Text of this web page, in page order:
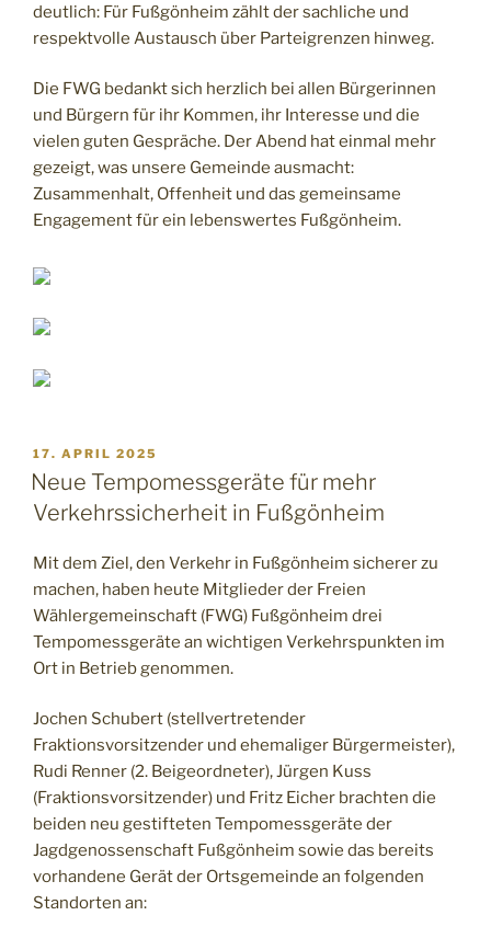
deutlich: Für Fußgönheim zählt der sachliche und
respektvolle Austausch über Parteigrenzen hinweg.
Die FWG bedankt sich herzlich bei allen Bürgerinnen
und Bürgern für ihr Kommen, ihr Interesse und die
vielen guten Gespräche. Der Abend hat einmal mehr
gezeigt, was unsere Gemeinde ausmacht:
Zusammenhalt, Offenheit und das gemeinsame
Engagement für ein lebenswertes Fußgönheim.
17. APRIL 2025
Neue Tempomessgeräte für mehr
Verkehrssicherheit in Fußgönheim
Mit dem Ziel, den Verkehr in Fußgönheim sicherer zu
machen, haben heute Mitglieder der Freien
Wählergemeinschaft (FWG) Fußgönheim drei
Tempomessgeräte an wichtigen Verkehrspunkten im
Ort in Betrieb genommen.
Jochen Schubert (stellvertretender
Fraktionsvorsitzender und ehemaliger Bürgermeister),
Rudi Renner (2. Beigeordneter), Jürgen Kuss
(Fraktionsvorsitzender) und Fritz Eicher brachten die
beiden neu gestifteten Tempomessgeräte der
Jagdgenossenschaft Fußgönheim sowie das bereits
vorhandene Gerät der Ortsgemeinde an folgenden
Standorten an: